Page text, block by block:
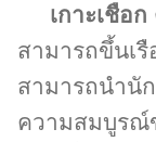
เกาะเชือก
สามารถขึ้นเรื
สามารถนำนั
ความสมบูรณ์